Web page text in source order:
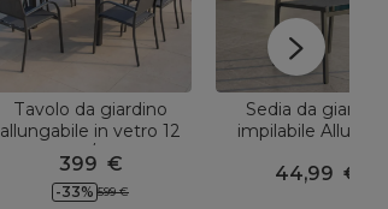
Tavolo da giardino
allungabile in vetro 12
posti (200/320 x 100
cm) Murano Grigio
antracite
399 €
-33% 599 €
Sedia da giardino
impilabile Alluminio
44,99 €